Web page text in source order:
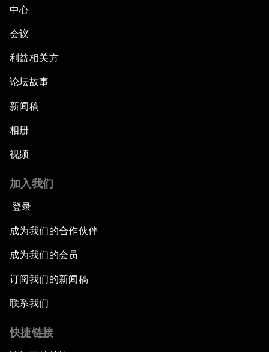
中心
会议
利益相关方
论坛故事
新闻稿
相册
视频
加入我们
登录
成为我们的合作伙伴
成为我们的会员
订阅我们的新闻稿
联系我们
快捷链接